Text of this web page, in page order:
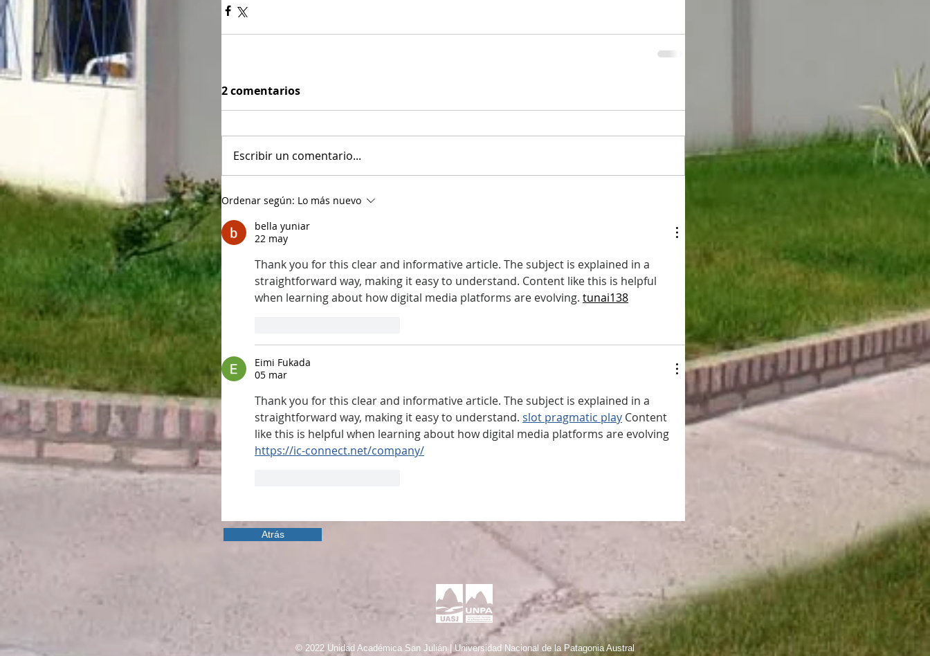
2 comentarios
Escribir un comentario...
Ordenar según: Lo más nuevo
bella yuniar
22 may
Thank you for this clear and informative article. The subject is explained in a
straightforward way, making it easy to understand. Content like this is helpful
when learning about how digital media platforms are evolving. tunai138
Eimi Fukada
05 mar
Thank you for this clear and informative article. The subject is explained in a
straightforward way, making it easy to understand. slot pragmatic play Content
like this is helpful when learning about how digital media platforms are evolving
https://ic-connect.net/company/
Atrás
© 2022 Unidad Académica San Julián | Universidad Nacional de la Patagonia Austral